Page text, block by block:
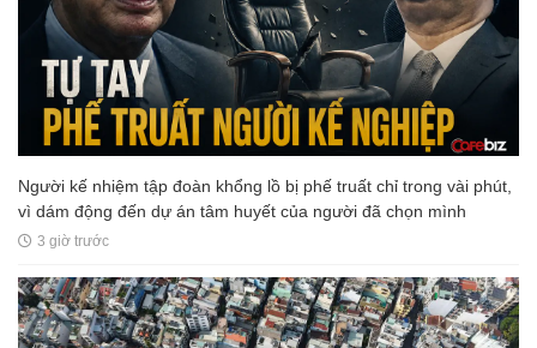
Người kế nhiệm tập đoàn khổng lồ bị phế truất chỉ trong vài phút,
vì dám động đến dự án tâm huyết của người đã chọn mình
3 giờ trước